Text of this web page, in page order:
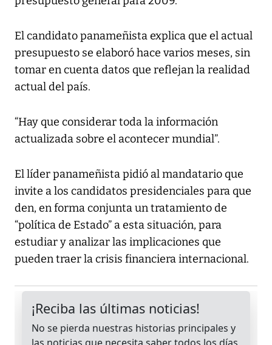
El candidato panameñista explica que el actual
presupuesto se elaboró hace varios meses, sin
tomar en cuenta datos que reflejan la realidad
actual del país.
“Hay que considerar toda la información
actualizada sobre el acontecer mundial”.
El líder panameñista pidió al mandatario que
invite a los candidatos presidenciales para que
den, en forma conjunta un tratamiento de
“política de Estado” a esta situación, para
estudiar y analizar las implicaciones que
pueden traer la crisis financiera internacional.